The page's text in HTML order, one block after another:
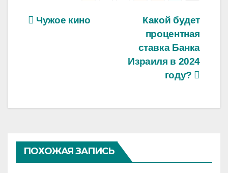
Навигация
Какой будет
процентная
ставка Банка
Израиля в 2024
году?
Чужое кино
ПОХОЖАЯ ЗАПИСЬ